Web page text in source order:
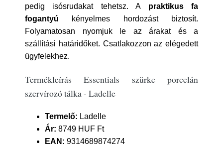
pedig isósrudakat tehetsz. A praktikus fa
fogantyú kényelmes hordozást biztosít.
Folyamatosan nyomjuk le az árakat és a
szállítási határidőket. Csatlakozzon az elégedett
ügyfelekhez.
Termékleírás Essentials szürke porcelán
szervírozó tálka - Ladelle
Termelő: Ladelle
Ár: 8749 HUF Ft
EAN: 9314689874274